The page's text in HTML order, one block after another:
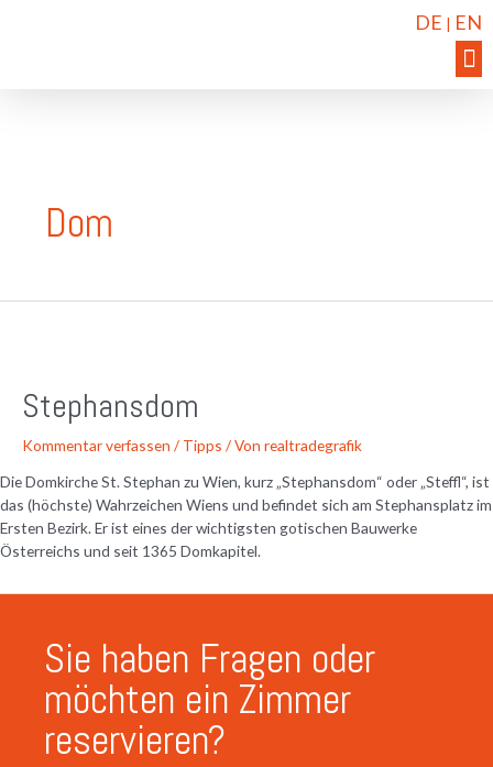
DE | EN
Dom
Stephansdom
Kommentar verfassen / Tipps / Von realtradegrafik
Die Domkirche St. Stephan zu Wien, kurz „Stephansdom“ oder „Steffl“, ist
das (höchste) Wahrzeichen Wiens und befindet sich am Stephansplatz im
Ersten Bezirk. Er ist eines der wichtigsten gotischen Bauwerke
Österreichs und seit 1365 Domkapitel.
Sie haben Fragen oder
möchten ein Zimmer
reservieren?